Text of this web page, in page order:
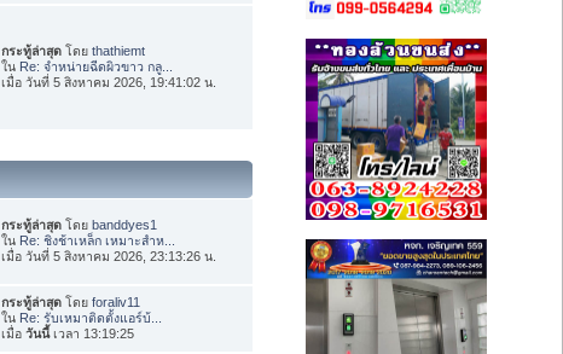
กระทู้ล่าสุด โดยthathiemt
ใน Re: จำหน่ายฉีดผิวขาว กลู...
เมื่อ วันที่ 5 สิงหาคม 2026, 19:41:02 น.
กระทู้ล่าสุด โดยbanddyes1
ใน Re: ชิงช้าเหล็ก เหมาะสำห...
เมื่อ วันที่ 5 สิงหาคม 2026, 23:13:26 น.
กระทู้ล่าสุด โดยforaliv11
ใน Re: รับเหมาติดตั้งแอร์บ้...
เมื่อวันนี้เวลา 13:19:25